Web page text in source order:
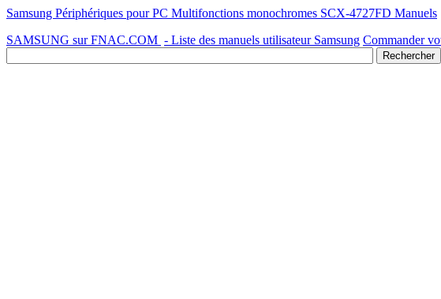
Samsung Périphériques pour PC Multifonctions monochromes SCX-4727FD Manuels
SAMSUNG sur FNAC.COM - Liste des manuels utilisateur Samsung Commander